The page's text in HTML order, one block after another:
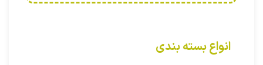
انواع بسته بندی